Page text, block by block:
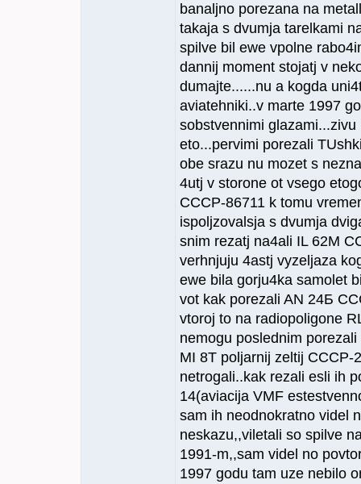
banaljno porezana na
takaja s dvumja tarelkami
spilve bil ewe vpolne
dannij moment stojatj v
dumajte......nu a kogda
aviatehniki..v marte 1997
sobstvennimi
eto...pervimi porezali
obe srazu nu mozet s
4utj v storone ot vsego
СССР-86711 k tomu
ispoljzovalsja s dvumja
snim rezatj na4ali IL 62M
verhnjuju 4astj vyzeljaza
ewe bila gorju4ka samolet
vot kak porezali AN 24Б
vtoroj to na radiopoligone
nemogu poslednim
MI 8T poljarnij zeltij CCCP-
netrogali..kak rezali esli ih
14(aviacija VMF
sam ih neodnokratno videl
neskazu,,viletali so spilve
1991-m,,sam videl no
1997 godu tam uze nebilo